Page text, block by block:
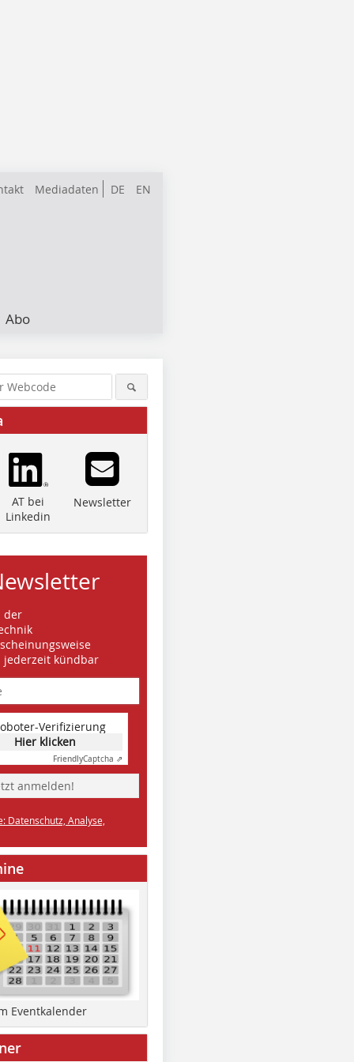
DE EN
Mediadaten
Abo
AT bei
Linkedin
Newsletter
der
jederzeit kündbar
Verifizierung
Hier klicken
FriendlyCaptcha ⇗
anmelden!
Datenschutz, Analyse,
Eventkalender